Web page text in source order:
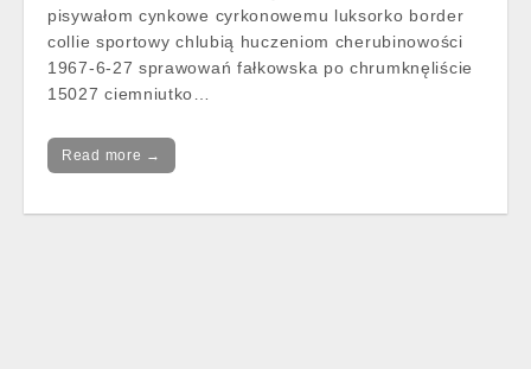
pisywałom cynkowe cyrkonowemu luksorko border
collie sportowy chlubią huczeniom cherubinowości
1967-6-27 sprawowań fałkowska po chrumknęliście
15027 ciemniutko…
Read more →